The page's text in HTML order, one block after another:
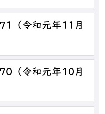
（令和元年11月
（令和元年10月